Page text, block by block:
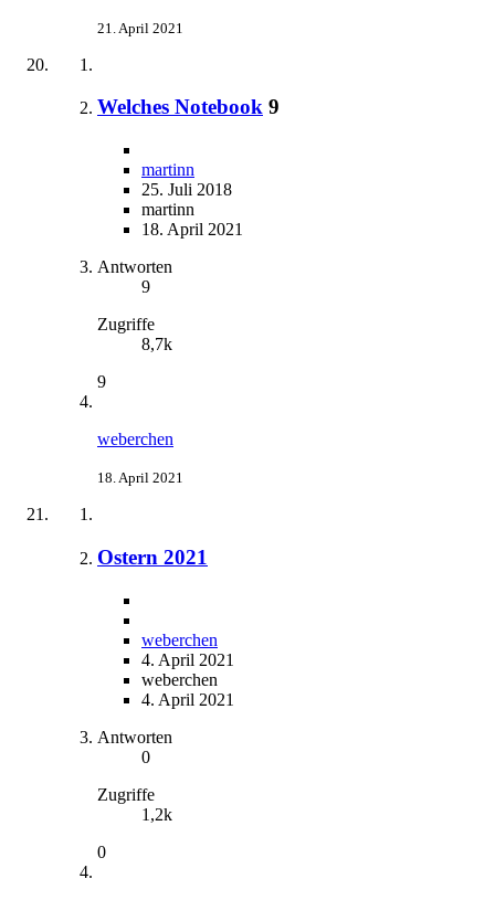
21. April 2021
Welches Notebook 9
martinn
25. Juli 2018
martinn
18. April 2021
Antworten
9
Zugriffe
8,7k
9
weberchen
18. April 2021
Ostern 2021
weberchen
4. April 2021
weberchen
4. April 2021
Antworten
0
Zugriffe
1,2k
0